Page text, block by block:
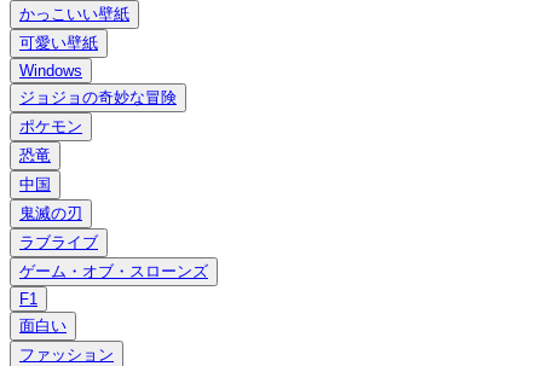
かっこいい壁紙
可愛い壁紙
Windows
ジョジョの奇妙な冒険
ポケモン
恐竜
中国
鬼滅の刃
ラブライブ
ゲーム・オブ・スローンズ
F1
面白い
ファッション